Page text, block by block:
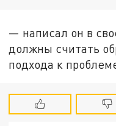
— написал он в
должны считать
подхода к